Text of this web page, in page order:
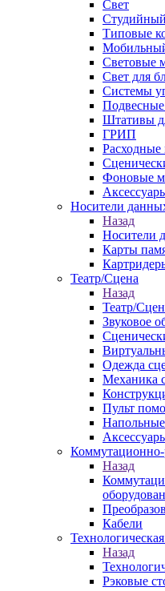
Свет
Типовые
Световые
Свет для
Системы
Штативы
ГРИП
Расходные
Фоновые
Носители
Назад
Носители
Карты
Театр/Сцена
Назад
Театр/
Звуковое
Одежда
Механика
Пульт
Коммутационно-
Назад
Кабели
Назад
Рэковые